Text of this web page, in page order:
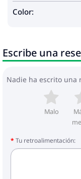
Color:
Escribe una
Nadie ha escrito una
Malo
Tu retroalimentación: